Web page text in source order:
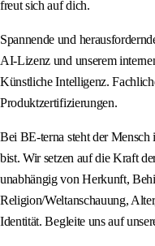
freut sich auf dich.
Spannende und
AI-Lizenz und unserem
Künstliche Intelligenz.
Produktzertifizierungen.
Bei BE-terna steht der
bist. Wir setzen auf die Kraft
unabhängig von Herkunft,
Religion/Weltanschauung,
Identität. Begleite uns auf